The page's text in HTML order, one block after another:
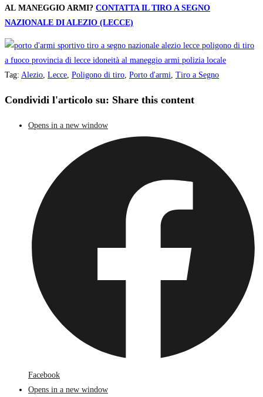
AL MANEGGIO ARMI? CONTATTA IL TIRO A SEGNO
NAZIONALE DI ALEZIO (LECCE)
Tag: Alezio, Lecce, Poligono di tiro, Porto d'armi, Tiro a Segno
Condividi l'articolo su: Share this content
Opens in a new window
Facebook
Opens in a new window